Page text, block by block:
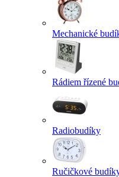
Mechanické
Rádiem řízené
Radiobudíky
Ručičkové